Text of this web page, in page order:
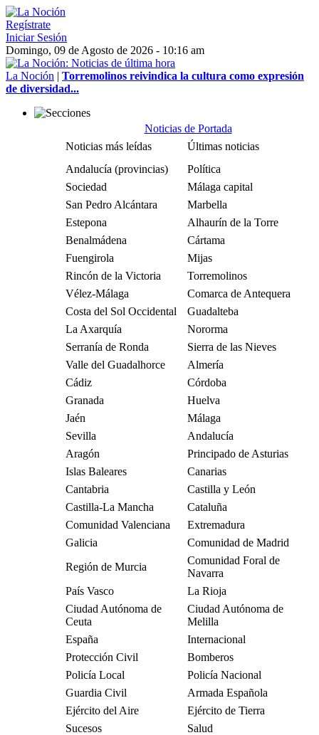
Regístrate
Iniciar Sesión
Domingo, 09 de Agosto de 2026 - 10:16 am
La Noción | Torremolinos reivindica la cultura como expresión
de diversidad...
Noticias de Portada
Noticias más leídas
Últimas noticias
Andalucía (provincias)
Política
Sociedad
Málaga capital
San Pedro Alcántara
Marbella
Estepona
Alhaurín de la Torre
Benalmádena
Cártama
Fuengirola
Mijas
Rincón de la Victoria
Torremolinos
Vélez-Málaga
Comarca de Antequera
Costa del Sol Occidental
Guadalteba
La Axarquía
Nororma
Serranía de Ronda
Sierra de las Nieves
Valle del Guadalhorce
Almería
Cádiz
Córdoba
Granada
Huelva
Jaén
Málaga
Sevilla
Andalucía
Aragón
Principado de Asturias
Islas Baleares
Canarias
Cantabria
Castilla y León
Castilla-La Mancha
Cataluña
Comunidad Valenciana
Extremadura
Galicia
Comunidad de Madrid
Región de Murcia
Comunidad Foral de
Navarra
País Vasco
La Rioja
Ciudad Autónoma de
Ceuta
Ciudad Autónoma de
Melilla
España
Internacional
Protección Civil
Bomberos
Policía Local
Policía Nacional
Guardia Civil
Armada Española
Ejército del Aire
Ejército de Tierra
Sucesos
Salud